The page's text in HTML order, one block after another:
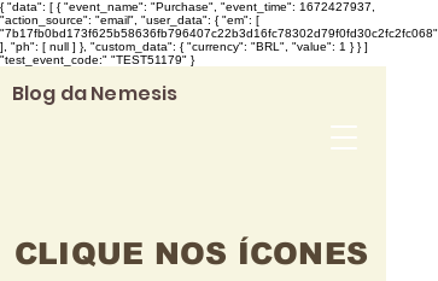
{ "data": [ { "event_name": "Purchase", "event_time": 1672427937,
"action_source": "email", "user_data": { "em": [
"7b17fb0bd173f625b58636fb796407c22b3d16fc78302d79f0fd30c2fc2fc068"
], "ph": [ null ] }, "custom_data": { "currency": "BRL", "value": 1 } } ]
"test_event_code:" "TEST51179" }
Blog da Nemesis
CLIQUE NOS ÍCONES